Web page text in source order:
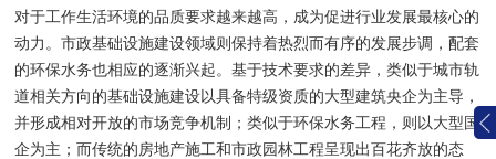
对于工作生活环境的品质要求越来越高，成为促进行业发展最核心的
动力。市政基础设施建设领域则保持着热烈而有序的发展步调，配套
的环保水务也相应的逐渐兴起。基于技术要求的差异，类似于城市轨
道相关方向的基础设施建设以具备特级资质的大型建筑央企为主导，
并形成相对开放的市场竞争机制；类似于环保水务工程，则以大型国
企为主；而传统的房地产施工和市政园林工程呈现出百花齐放的态